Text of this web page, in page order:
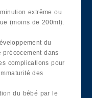
extrême ou
(moins de 200ml).
du
précocement dans
complications pour
des
du bébé par le